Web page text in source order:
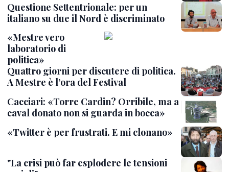
Questione Settentrionale: per un
italiano su due il Nord è discriminato
«Mestre vero
laboratorio di
politica»
Quattro giorni per discutere di politica.
A Mestre è l’ora del Festival
Cacciari: «Torre Cardin? Orribile, ma a
caval donato non si guarda in bocca»
«Twitter è per frustrati. E mi clonano»
"La crisi può far esplodere le tensioni